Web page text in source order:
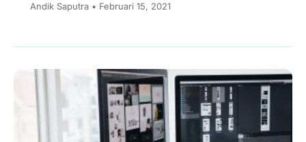
masalah. Ini sangat berguna...
Andik Saputra • Februari 15, 2021